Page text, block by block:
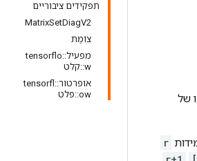
תפקידים ציבוריים
MatrixSetDiagV2
צוֹמֶת
מפעיל::tensorflo
w::קלט
אופרטור::tensorfl
ow::פלט
של
r